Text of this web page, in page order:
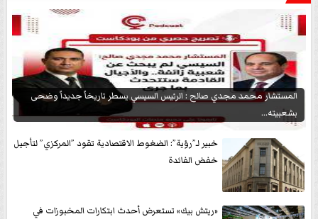
المستشار محمد مجدي صالح : الرئيس السيسي يسطر تاريخاً جديداً وضحى
بشعبيته...
خبير لـ”رؤية”: الضغوط الاقتصادية تقود ”المركزي” لتأجيل
خفض الفائدة
«ريتش بيك» تستعرض أحدث ابتكارات المخبوزات في